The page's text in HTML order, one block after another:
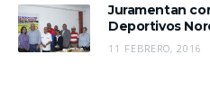
Juramentan
Deportivos
11 FEBRERO, 2016